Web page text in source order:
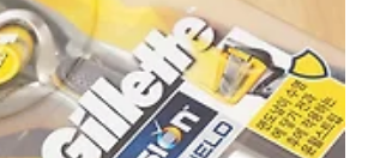
개수는 갈수록 줄어드네요. 대신 조금은 쓸만한 구성
참 잘하는 스벅이지만, 점점 서비스가 떨어지는 느낌
사이즈는 위클리 구성입니다. 이 녀석은 너무 핑크핑